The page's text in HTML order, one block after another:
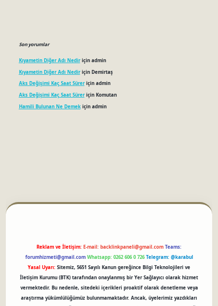
Son yorumlar
Kıyametin Diğer Adı Nediriçin admin
Kıyametin Diğer Adı Nediriçin Demirtaş
Aks Değişimi Kaç Saat Süreriçin admin
Aks Değişimi Kaç Saat Süreriçin Komutan
Hamili Bulunan Ne Demekiçin admin
Reklam ve İletişim: E-mail: backlinkpaneli@gmail.com Teams:
forumhizmeti@gmail.com Whatsapp: 0262 606 0 726 Telegram: @karabul
Yasal Uyarı: Sitemiz, 5651 Sayılı Kanun gereğince Bilgi Teknolojileri ve
İletişim Kurumu (BTK) tarafından onaylanmış bir Yer Sağlayıcı olarak hizmet
vermektedir. Bu nedenle, sitedeki içerikleri proaktif olarak denetleme veya
araştırma yükümlülüğümüz bulunmamaktadır. Ancak, üyelerimiz yazdıkları